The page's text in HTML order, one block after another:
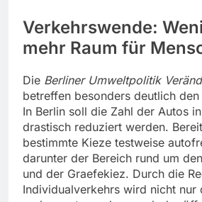
Verkehrswende:
mehr Raum für
Die Berliner Umweltpolitik
betreffen besonders deutlich den
In Berlin soll die Zahl der Autos
drastisch reduziert werden.
bestimmte Kieze testweise
darunter der Bereich rund um
und der Graefekiez. Durch die
Individualverkehrs wird nicht nur